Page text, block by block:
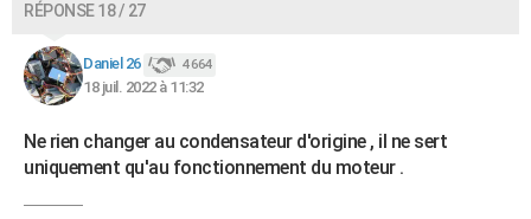
RÉPONSE 18 / 27
Daniel 26 4 664
18 juil. 2022 à 11:32
Ne rien changer au condensateur d'origine , il ne sert
uniquement qu'au fonctionnement du moteur .